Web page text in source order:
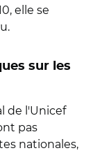
elle se
sur les
de l'Unicef
pas
nationales,